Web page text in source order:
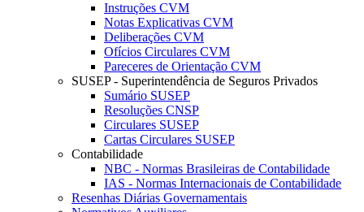
Instruções CVM
Notas Explicativas CVM
Deliberações CVM
Ofícios Circulares CVM
Pareceres de Orientação CVM
SUSEP - Superintendência de Seguros Privados
Sumário SUSEP
Resoluções CNSP
Circulares SUSEP
Cartas Circulares SUSEP
Contabilidade
NBC - Normas Brasileiras de Contabilidade
IAS - Normas Internacionais de Contabilidade
Resenhas Diárias Governamentais